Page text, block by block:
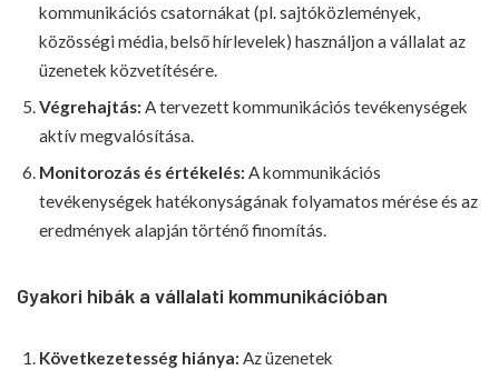
kommunikációs csatornákat (pl. sajtóközlemények,
közösségi média, belső hírlevelek) használjon a vállalat az
üzenetek közvetítésére.
Végrehajtás: A tervezett kommunikációs tevékenységek
aktív megvalósítása.
Monitorozás és értékelés: A kommunikációs
tevékenységek hatékonyságának folyamatos mérése és az
eredmények alapján történő finomítás.
Gyakori hibák a vállalati kommunikációban
Következetesség hiánya: Az üzenetek